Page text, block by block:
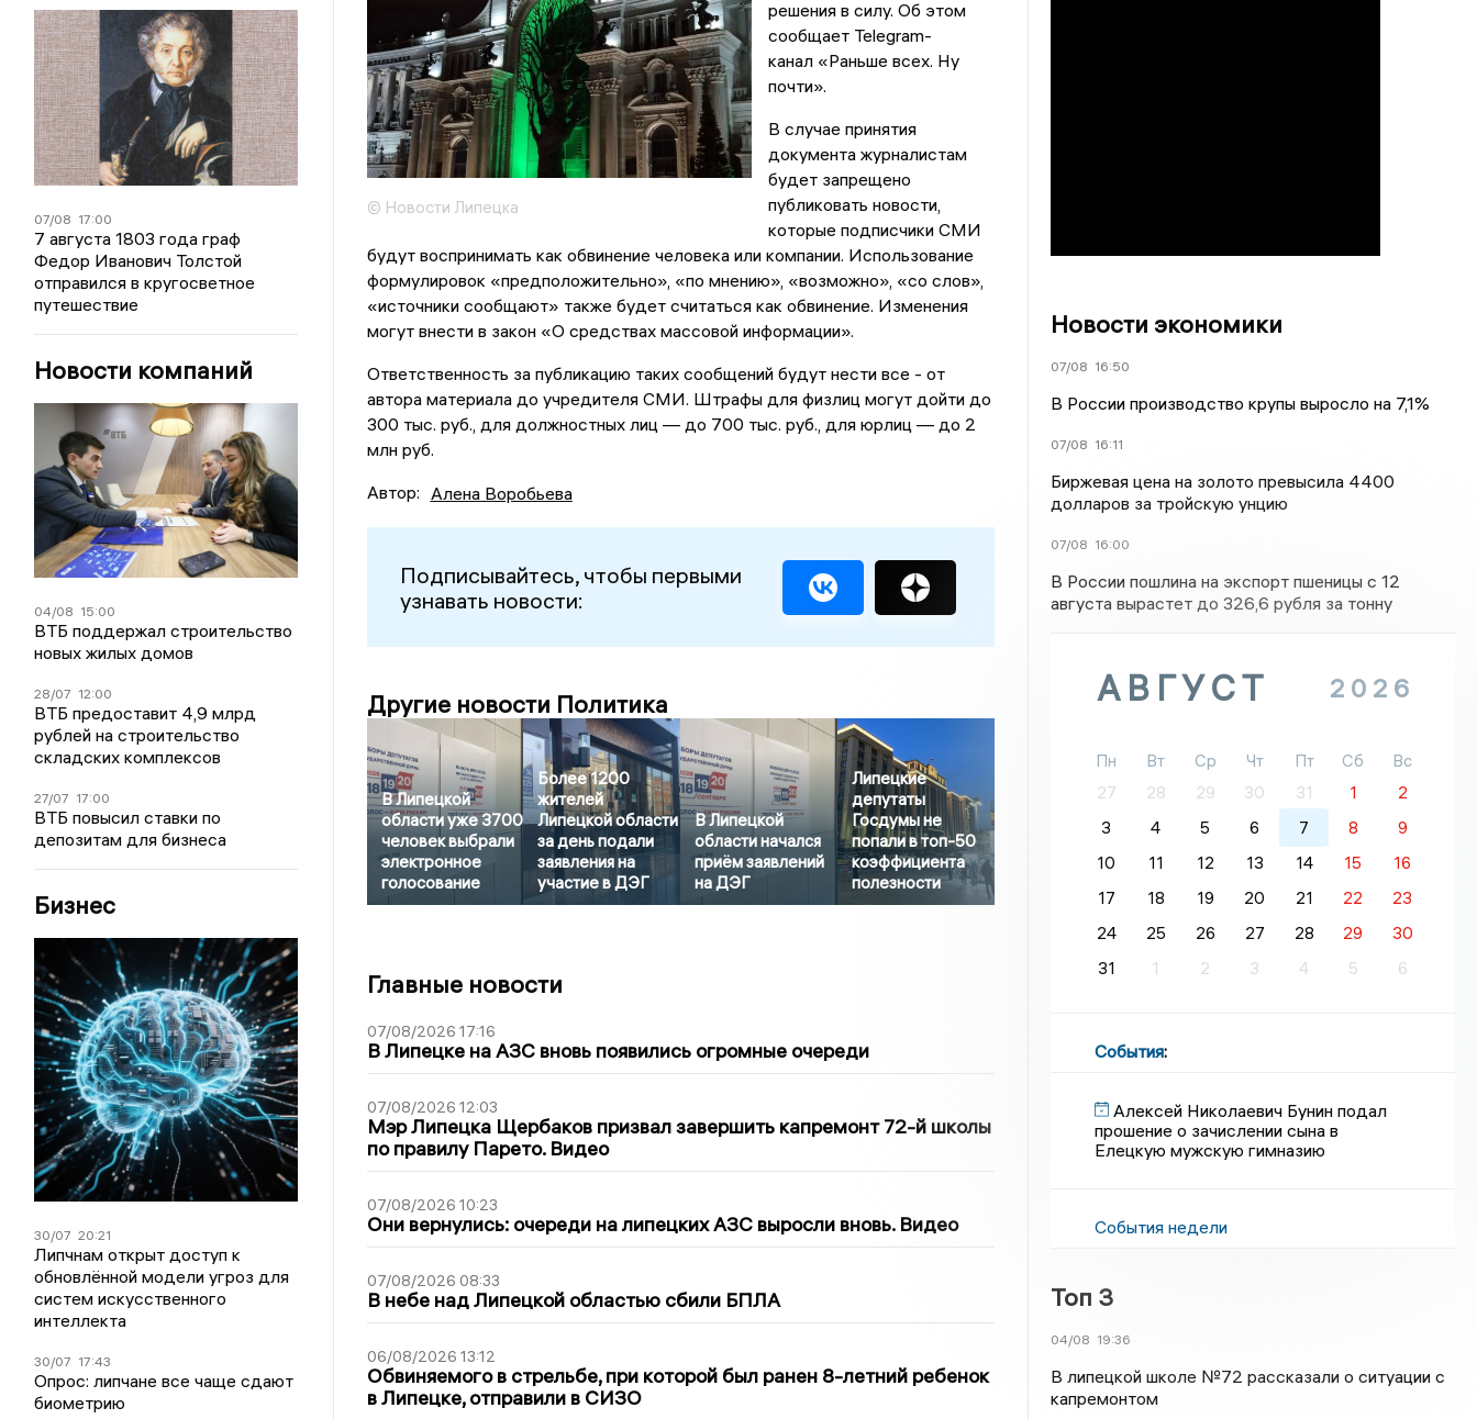
07/08 17:00
7 августа 1803 года граф
Федор Иванович Толстой
отправился в кругосветное
путешествие
Новости компаний
04/08 15:00
ВТБ поддержал строительство
новых жилых домов
28/07 12:00
ВТБ предоставит 4,9 млрд
рублей на строительство
складских комплексов
27/07 17:00
ВТБ повысил ставки по
депозитам для бизнеса
Бизнес
30/07 20:21
Липчнам открыт доступ к
обновлённой модели угроз для
систем искусственного
интеллекта
30/07 17:43
Опрос: липчане все чаще сдают
биометрию
© Новости Липецка
решения в силу. Об этом
сообщает Telegram-
канал «Раньше всех. Ну
почти».
В случае принятия
документа журналистам
будет запрещено
публиковать новости,
которые подписчики СМИ
будут воспринимать как обвинение человека или компании. Использование
формулировок «предположительно», «по мнению», «возможно», «со слов»,
«источники сообщают» также будет считаться как обвинение. Изменения
могут внести в закон «О средствах массовой информации».
Ответственность за публикацию таких сообщений будут нести все - от
автора материала до учредителя СМИ. Штрафы для физлиц могут дойти до
300 тыс. руб., для должностных лиц — до 700 тыс. руб., для юрлиц — до 2
млн руб.
Автор: Алена Воробьева
Подписывайтесь, чтобы первыми
узнавать новости:
Другие новости Политика
В Липецкой
области уже 3700
человек выбрали
электронное
голосование
Более 1200
жителей
Липецкой области
за день подали
заявления на
участие в ДЭГ
В Липецкой
области начался
приём заявлений
на ДЭГ
Липецкие
депутаты
Госдумы не
попали в топ-50
коэффициента
полезности
Главные новости
07/08/2026 17:16
В Липецке на АЗС вновь появились огромные очереди
07/08/2026 12:03
Мэр Липецка Щербаков призвал завершить капремонт 72-й школы
по правилу Парето. Видео
07/08/2026 10:23
Они вернулись: очереди на липецких АЗС выросли вновь. Видео
07/08/2026 08:33
В небе над Липецкой областью сбили БПЛА
06/08/2026 13:12
Обвиняемого в стрельбе, при которой был ранен 8-летний ребенок
в Липецке, отправили в СИЗО
Новости экономики
07/08 16:50
В России производство крупы выросло на 7,1%
07/08 16:11
Биржевая цена на золото превысила 4400
долларов за тройскую унцию
07/08 16:00
В России пошлина на экспорт пшеницы с 12
августа вырастет до 326,6 рубля за тонну
АВГУСТ 2026
Пн Вт Ср Чт Пт Сб
Вс
27
28 29 30 31 1
2
3
4 5 6 7 8
9
10
11 12 13 14 15
16
17
18 19 20 21 22
23
24
25 26 27 28 29
30
31
1 2 3 4 5 6
События:
Алексей Николаевич Бунин подал
прошение о зачислении сына в
Елецкую мужскую гимназию
События недели
Топ 3
04/08 19:36
В липецкой школе №72 рассказали о ситуации с
капремонтом